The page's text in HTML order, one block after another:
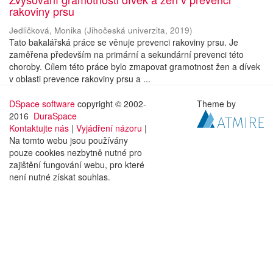
rakoviny prsu
Jedličková, Monika (Jihočeská univerzita, 2019)
Tato bakalářská práce se věnuje prevenci rakoviny prsu. Je
zaměřena především na primární a sekundární prevenci této
choroby. Cílem této práce bylo zmapovat gramotnost žen a dívek
v oblasti prevence rakoviny prsu a ...
DSpace software copyright © 2002-
2016 DuraSpace
Kontaktujte nás | Vyjádření názoru |
Na tomto webu jsou používány
pouze cookies nezbytně nutné pro
zajištění fungování webu, pro které
není nutné získat souhlas.
Theme by